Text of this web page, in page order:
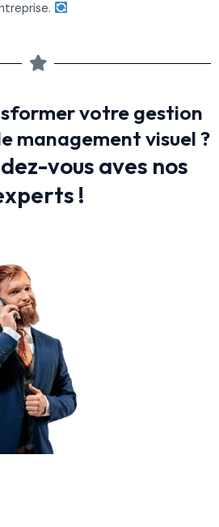
votre gestion
management visuel ?
vous aves nos
!